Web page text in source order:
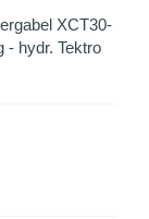
XCT30-
- hydr. Tektro